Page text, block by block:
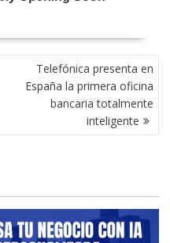
Telefónica presenta en
España la primera oficina
bancaria totalmente
inteligente